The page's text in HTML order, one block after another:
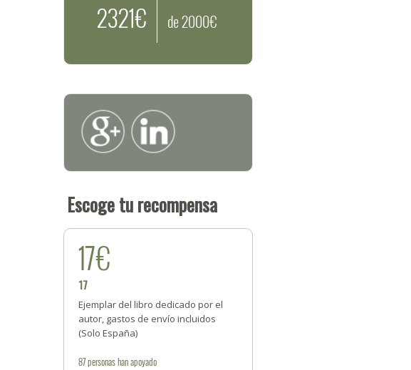
2321€
de 2000€
Escoge tu recompensa
17€
17
Ejemplar del libro dedicado por el
autor, gastos de envío incluidos
(Solo España)
87personashan apoyado